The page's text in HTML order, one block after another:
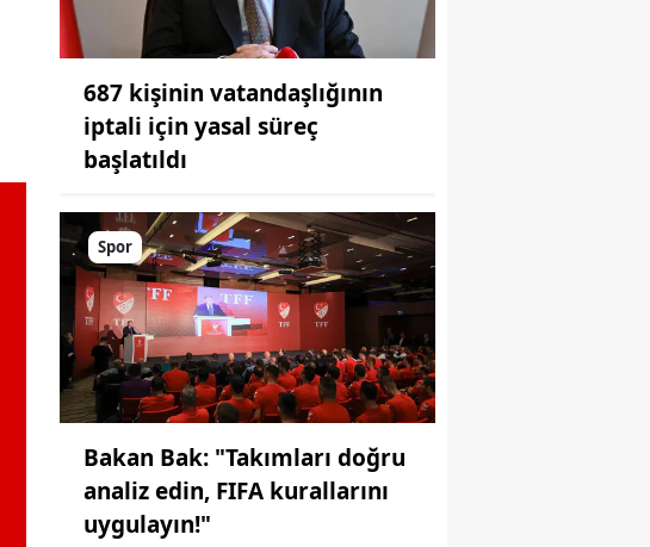
687 kişinin vatandaşlığının
iptali için yasal süreç
başlatıldı
Spor
Bakan Bak: "Takımları doğru
analiz edin, FIFA kurallarını
uygulayın!"